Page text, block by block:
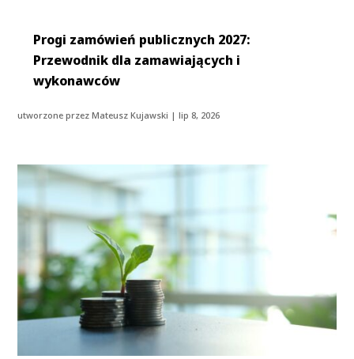
Progi zamówień publicznych 2027:
Przewodnik dla zamawiających i
wykonawców
utworzone przezMateusz Kujawski |lip 8, 2026